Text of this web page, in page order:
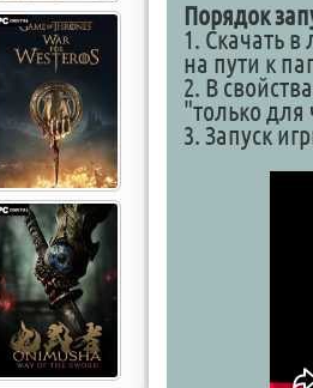
Порядок
1. Скачать
на пути к
2. В
"только для
3. Запуск